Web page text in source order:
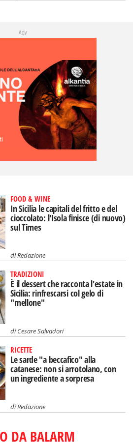
Adv
FOOD & WINE
In Sicilia le capitali del fritto e del
cioccolato: l'Isola finisce (di nuovo)
sul Times
diRedazione
TRADIZIONI
È il dessert che racconta l'estate in
Sicilia: rinfrescarsi col gelo di
"mellone"
diCesare Salvadori
RICETTE
Le sarde "a beccafico" alla
catanese: non si arrotolano, con
un ingrediente a sorpresa
diRedazione
DA BALARM